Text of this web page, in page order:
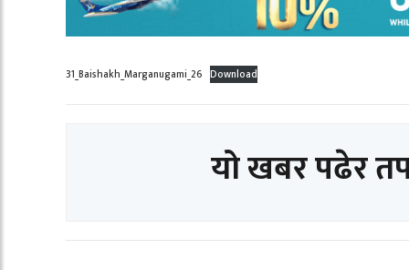
31_Baishakh_Marganugami_26 Download
यो खबर पढेर